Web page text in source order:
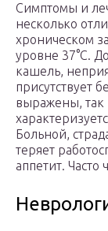
Симптомы и
несколько
хроническом
уровне 37°С.
кашель,
присутствует
выражены, так
Больной,
теряет
аппетит.